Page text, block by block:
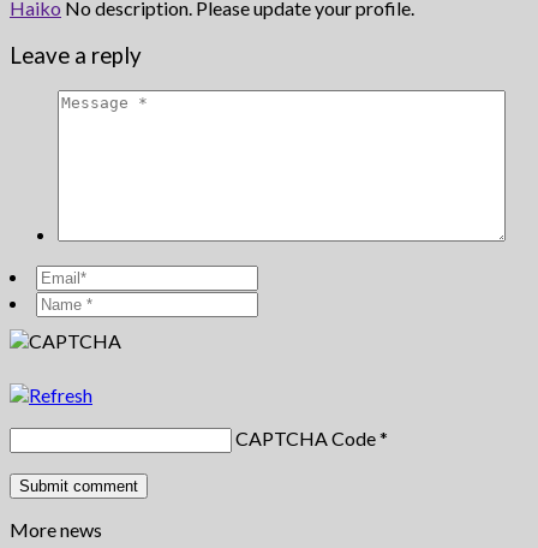
Haiko No description. Please update your profile.
Leave a reply
CAPTCHA Code*
More news